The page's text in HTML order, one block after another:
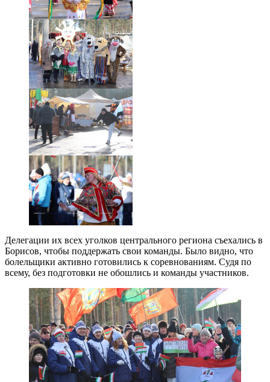
Делегации их всех уголков центрального региона съехались в
Борисов, чтобы поддержать свои команды. Было видно, что
болельщики активно готовились к соревнованиям. Судя по
всему, без подготовки не обошлись и команды участников.